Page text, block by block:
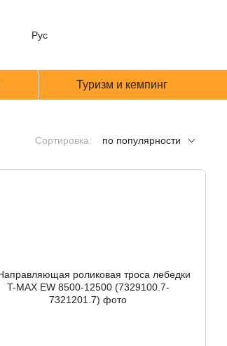
Рус
Туризм и кемпинг
Сортировка: по популярности